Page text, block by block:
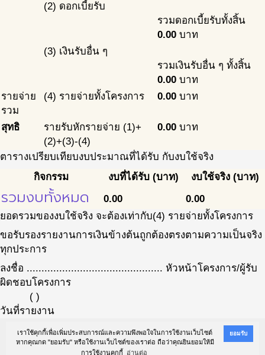
เราใช้คุกกี้เพื่อเพิ่มประสบการณ์และความพึงพอใจในการใช้งานเว็บไซต์
หากคุณกด "ยอมรับ" หรือใช้งานเว็บไซต์ของเราต่อ ถือว่าคุณยินยอมให้มี
การใช้งานคุกกี้
อ่านต่อ
ยอมรับ
(2) ดอกเบี้ยรับ
รวมดอกเบี้ยรับทั้งสิ้น
0.00 บาท
(3) เงินรับอื่น ๆ
รวมเงินรับอื่น ๆ ทั้งสิ้น
0.00 บาท
รายจ่าย
รวม
(4) รายจ่ายทั้งโครงการ 0.00 บาท
สุทธิ
รายรับหักรายจ่าย (1)+
(2)+(3)-(4)
0.00 บาท
ตารางเปรียบเทียบงบประมาณที่ได้รับ กับงบใช้จริง
กิจกรรม
งบที่ได้รับ (บาท) งบใช้จริง (บาท)
รวมงบทั้งหมด 0.00
0.00
ยอดรวมของงบใช้จริง จะต้องเท่ากับ(4) รายจ่ายทั้งโครงการ
ขอรับรองรายงานการเงินข้างต้นถูกต้องตรงตามความเป็นจริง
ทุกประการ
ลงชื่อ .............................................. หัวหน้าโครงการ/ผู้รับ
ผิดชอบโครงการ
( )
วันที่รายงาน
© 2019โครงการจัดทำฐานข้อมูลการพัฒนาเชิงพื้นที่ โครงการอาสาประชารัฐ Design by